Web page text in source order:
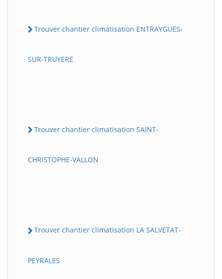
Trouver chantier climatisation ENTRAYGUES-
SUR-TRUYERE
Trouver chantier climatisation SAINT-
CHRISTOPHE-VALLON
Trouver chantier climatisation LA SALVETAT-
PEYRALES